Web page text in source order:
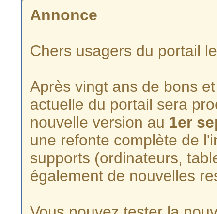
Annonce
Chers usagers du portail
Après vingt ans de bons
actuelle du portail sera
nouvelle version au 1er
une refonte complète de
supports (ordinateurs,
également de nouvelles